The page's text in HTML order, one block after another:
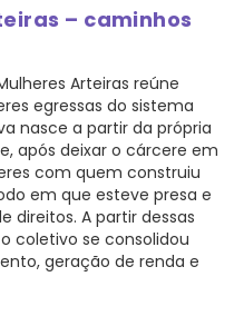
– caminhos
Arteiras reúne
egressas do sistema
nasce a partir da própria
após deixar o cárcere em
com quem construiu
em que esteve presa e
direitos. A partir dessas
coletivo se consolidou
geração de renda e